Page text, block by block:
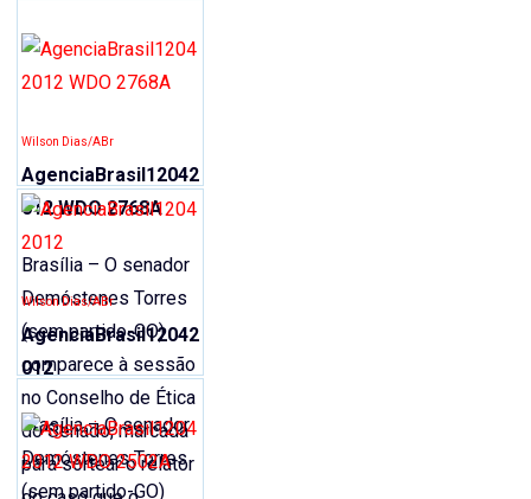
Wilson Dias/ABr
AgenciaBrasil12042
012 WDO 2768A
Brasília – O senador
Demóstenes Torres
(sem partido-GO)
comparece à sessão
no Conselho de Ética
do Senado, marcada
para sortear o relator
Wilson Dias/ABr
AgenciaBrasil12042
012
Brasília – O senador
Demóstenes Torres
(sem partido-GO)